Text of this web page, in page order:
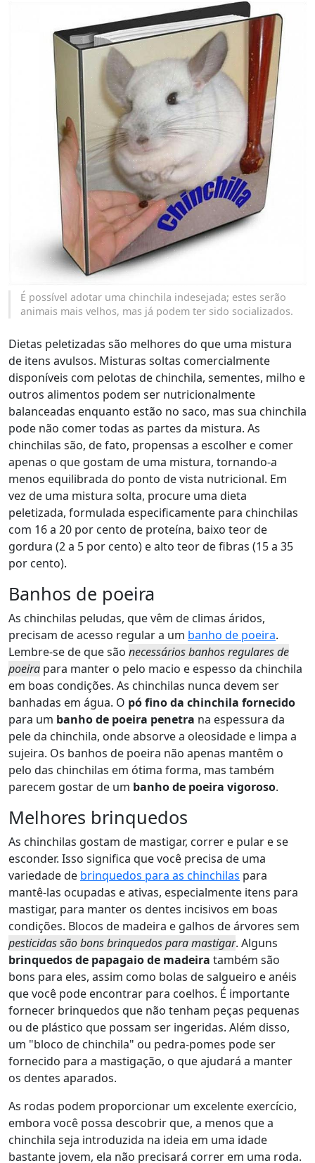
É possível adotar uma chinchila indesejada; estes serão
animais mais velhos, mas já podem ter sido socializados.
Dietas peletizadas são melhores do que uma mistura
de itens avulsos. Misturas soltas comercialmente
disponíveis com pelotas de chinchila, sementes, milho e
outros alimentos podem ser nutricionalmente
balanceadas enquanto estão no saco, mas sua chinchila
pode não comer todas as partes da mistura. As
chinchilas são, de fato, propensas a escolher e comer
apenas o que gostam de uma mistura, tornando-a
menos equilibrada do ponto de vista nutricional. Em
vez de uma mistura solta, procure uma dieta
peletizada, formulada especificamente para chinchilas
com 16 a 20 por cento de proteína, baixo teor de
gordura (2 a 5 por cento) e alto teor de fibras (15 a 35
por cento).
Banhos de poeira
As chinchilas peludas, que vêm de climas áridos,
precisam de acesso regular a um banho de poeira.
Lembre-se de que são necessários banhos regulares de
poeira para manter o pelo macio e espesso da chinchila
em boas condições. As chinchilas nunca devem ser
banhadas em água. O pó fino da chinchila fornecido
para um banho de poeira penetra na espessura da
pele da chinchila, onde absorve a oleosidade e limpa a
sujeira. Os banhos de poeira não apenas mantêm o
pelo das chinchilas em ótima forma, mas também
parecem gostar de um banho de poeira vigoroso.
Melhores brinquedos
As chinchilas gostam de mastigar, correr e pular e se
esconder. Isso significa que você precisa de uma
variedade de brinquedos para as chinchilas para
mantê-las ocupadas e ativas, especialmente itens para
mastigar, para manter os dentes incisivos em boas
condições. Blocos de madeira e galhos de árvores sem
pesticidas são bons brinquedos para mastigar. Alguns
brinquedos de papagaio de madeira também são
bons para eles, assim como bolas de salgueiro e anéis
que você pode encontrar para coelhos. É importante
fornecer brinquedos que não tenham peças pequenas
ou de plástico que possam ser ingeridas. Além disso,
um "bloco de chinchila" ou pedra-pomes pode ser
fornecido para a mastigação, o que ajudará a manter
os dentes aparados.
As rodas podem proporcionar um excelente exercício,
embora você possa descobrir que, a menos que a
chinchila seja introduzida na ideia em uma idade
bastante jovem, ela não precisará correr em uma roda.